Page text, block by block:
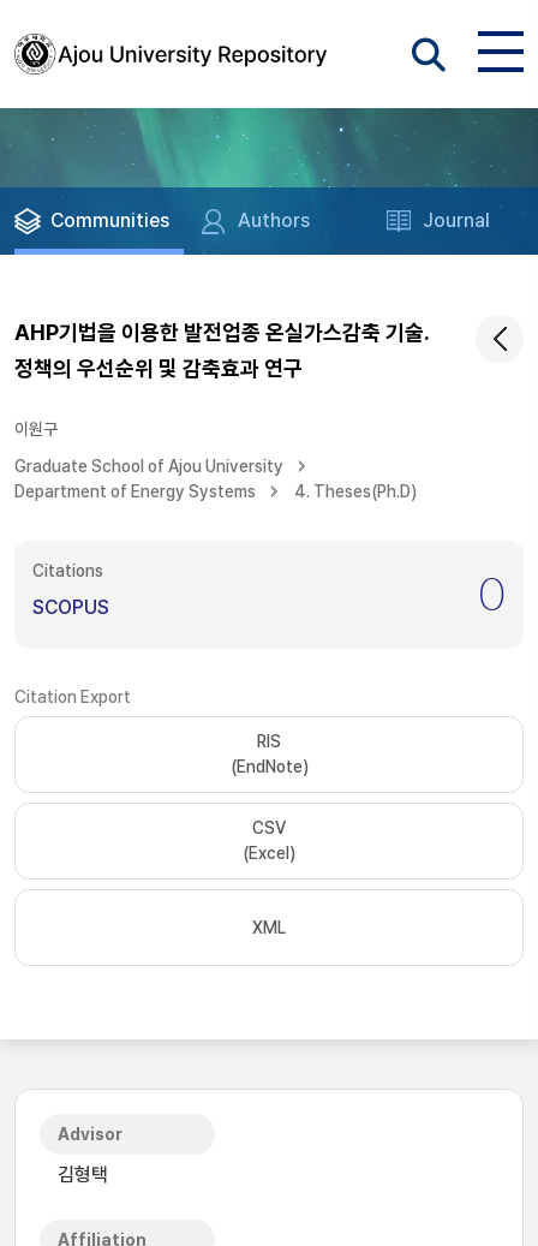
Communities Authors Journal
AHP기법을 이용한 발전업종 온실가스감축 기술.
정책의 우선순위 및 감축효과 연구
이원구
Graduate School of Ajou University
Department of Energy Systems
4. Theses(Ph.D)
Citations
SCOPUS 0
Citation Export
RIS
(EndNote)
CSV
(Excel)
XML
Advisor
김형택
Affiliation